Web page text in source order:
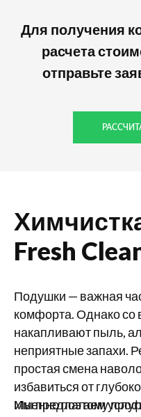
Для получения
расчета
отправьте
Fresh
Подушки — важная
комфорта. Однако со
накапливают пыль,
неприятные запахи.
простая смена
избавиться от
Именно поэтому
Мы предлагаем